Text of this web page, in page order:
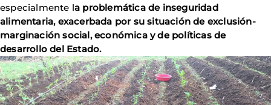
especialmente la problemática de inseguridad
alimentaria, exacerbada por su situación de exclusión-
marginación social, económica y de políticas de
desarrollo del Estado.